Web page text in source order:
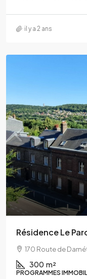
il y a 2 ans
Résidence Le
170 Route de
300 m²
PROGRAMMES